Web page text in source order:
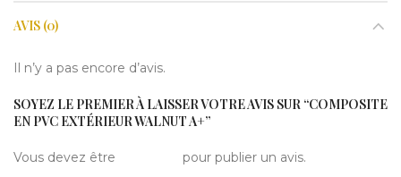
AVIS (0)
Il n’y a pas encore d’avis.
SOYEZ LE PREMIER À LAISSER VOTRE AVIS SUR “COMPOSITE
EN PVC EXTÉRIEUR WALNUT A+”
Vous devez être pour publier un avis.